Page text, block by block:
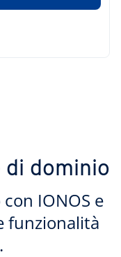
di dominio
IONOS e
funzionalità